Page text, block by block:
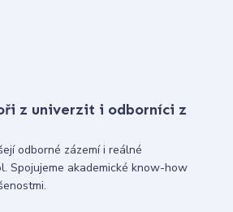
z univerzit i odborníci z
odborné zázemí i reálné
Spojujeme akademické know-how